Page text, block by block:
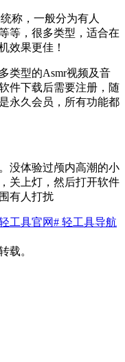
称，一般分为有人
等，很多类型，适合在
效果更佳！
类型的Asmr视频及音
件下载后需要注册，随
永久会员，所有功能都
没体验过颅内高潮的小
关上灯，然后打开软件
有人打扰
工具官网# 轻工具导航
载。